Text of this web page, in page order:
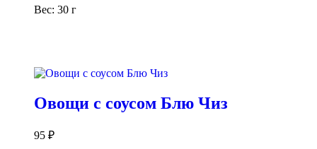
Вес: 30 г
Овощи с соусом Блю Чиз
95 ₽